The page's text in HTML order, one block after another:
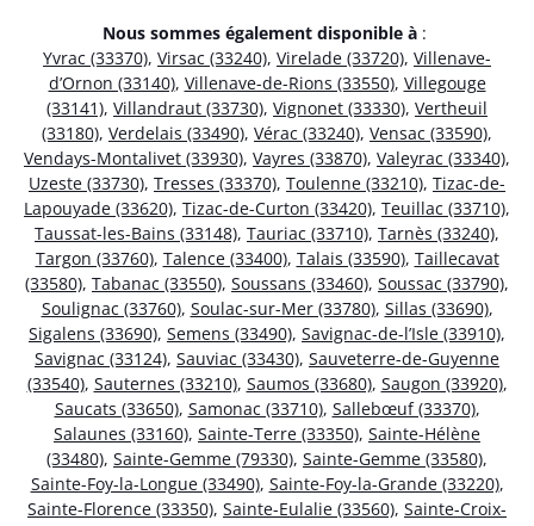
Nous sommes également disponible à :
Yvrac (33370), Virsac (33240), Virelade (33720), Villenave-
d’Ornon (33140), Villenave-de-Rions (33550), Villegouge
(33141), Villandraut (33730), Vignonet (33330), Vertheuil
(33180), Verdelais (33490), Vérac (33240), Vensac (33590),
Vendays-Montalivet (33930), Vayres (33870), Valeyrac (33340),
Uzeste (33730), Tresses (33370), Toulenne (33210), Tizac-de-
Lapouyade (33620), Tizac-de-Curton (33420), Teuillac (33710),
Taussat-les-Bains (33148), Tauriac (33710), Tarnès (33240),
Targon (33760), Talence (33400), Talais (33590), Taillecavat
(33580), Tabanac (33550), Soussans (33460), Soussac (33790),
Soulignac (33760), Soulac-sur-Mer (33780), Sillas (33690),
Sigalens (33690), Semens (33490), Savignac-de-l’Isle (33910),
Savignac (33124), Sauviac (33430), Sauveterre-de-Guyenne
(33540), Sauternes (33210), Saumos (33680), Saugon (33920),
Saucats (33650), Samonac (33710), Sallebœuf (33370),
Salaunes (33160), Sainte-Terre (33350), Sainte-Hélène
(33480), Sainte-Gemme (79330), Sainte-Gemme (33580),
Sainte-Foy-la-Longue (33490), Sainte-Foy-la-Grande (33220),
Sainte-Florence (33350), Sainte-Eulalie (33560), Sainte-Croix-